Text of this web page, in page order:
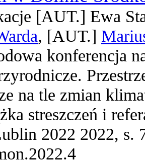
[AUT.] Ewa
, [AUT.]
konferencja
na tle zmian
streszczeń i
2022 2022, s.